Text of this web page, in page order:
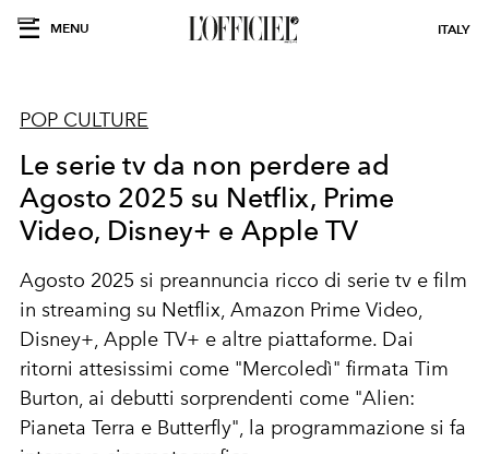
MENU ITALY
POP CULTURE
Le serie tv da non perdere ad
Agosto 2025 su Netflix, Prime
Video, Disney+ e Apple TV
Agosto 2025 si preannuncia ricco di serie tv e film
in streaming su Netflix, Amazon Prime Video,
Disney+, Apple TV+ e altre piattaforme. Dai
ritorni attesissimi come "Mercoledì" firmata Tim
Burton, ai debutti sorprendenti come "Alien:
Pianeta Terra e Butterfly", la programmazione si fa